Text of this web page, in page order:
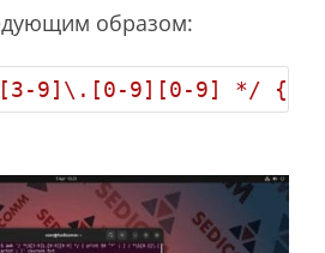
образом:
9]\.[0-9][0-9] */ {